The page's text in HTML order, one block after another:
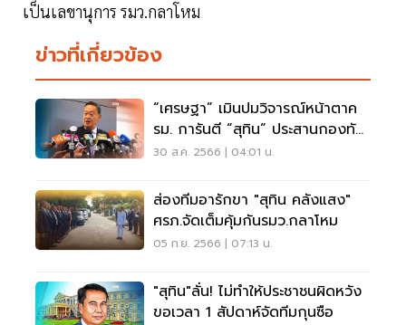
เป็นเลขานุการ รมว.กลาโหม
ข่าวที่เกี่ยวข้อง
“เศรษฐา” เมินปมวิจารณ์หน้าตาค
รม. การันตี “สุทิน” ประสานกองทัพ
ได้
30 ส.ค. 2566 | 04:01 น.
ส่องทีมอารักขา "สุทิน คลังแสง"
ศรภ.จัดเต็มคุ้มกันรมว.กลาโหม
05 ก.ย. 2566 | 07:13 น.
"สุทิน"ลั่น! ไม่ทำให้ประชาชนผิดหวัง
ขอเวลา 1 สัปดาห์จัดทีมกุนซือ